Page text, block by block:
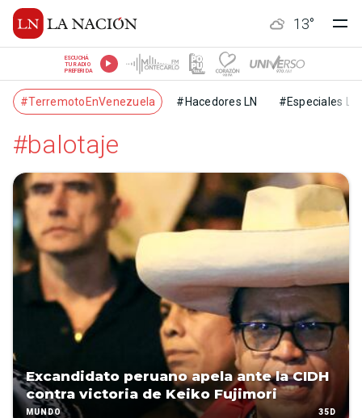
13°
ESCUCHÁ
TU RADIO
PREFERIDA
#TerremotoEnVenezuela #Hacedores LN #Especiales LN
#balotaje
Excandidato peruano apela ante la CIDH
contra victoria de Keiko Fujimori
MUNDO 35D